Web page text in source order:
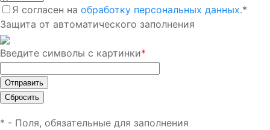
Я согласен на обработку персональных данных.*
Защита от автоматического заполнения
Введите символы с картинки*
* - Поля, обязательные для заполнения